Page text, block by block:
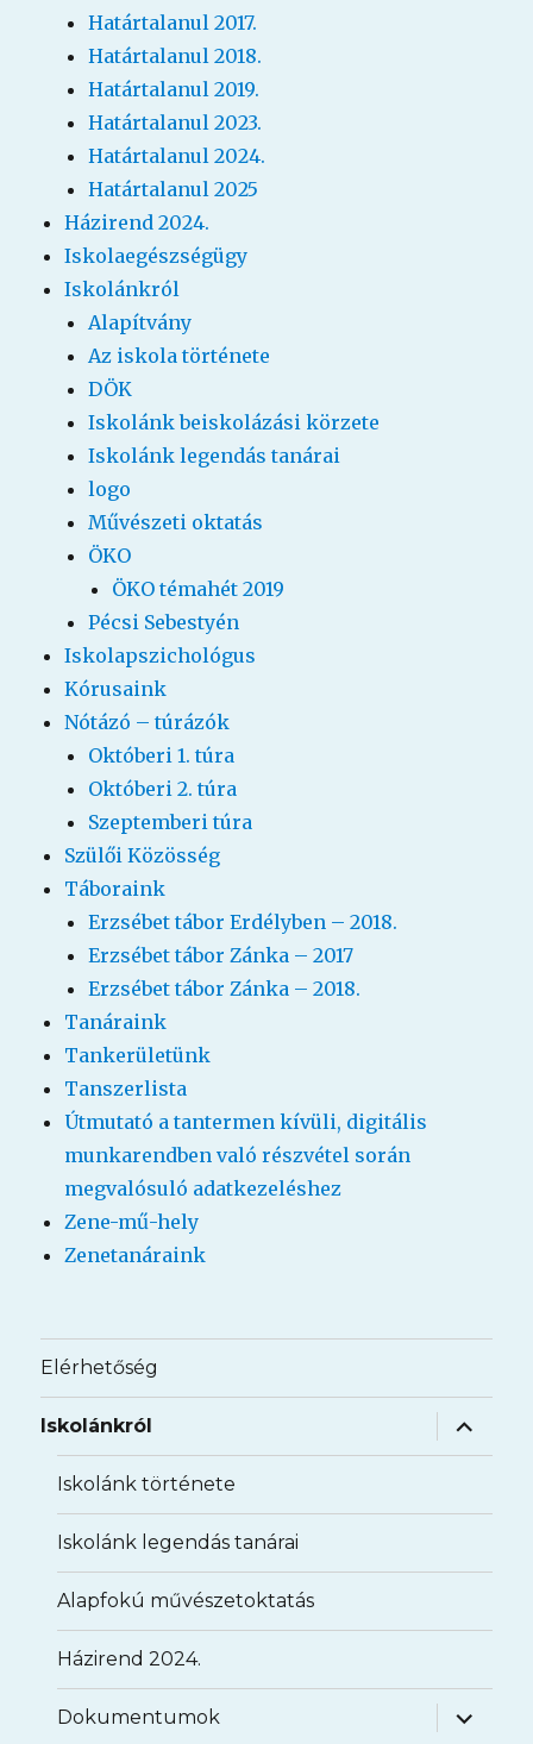
Határtalanul 2017.
Határtalanul 2018.
Határtalanul 2019.
Határtalanul 2023.
Határtalanul 2024.
Határtalanul 2025
Házirend 2024.
Iskolaegészségügy
Iskolánkról
Alapítvány
Az iskola története
DÖK
Iskolánk beiskolázási körzete
Iskolánk legendás tanárai
logo
Művészeti oktatás
ÖKO
ÖKO témahét 2019
Pécsi Sebestyén
Iskolapszichológus
Kórusaink
Nótázó – túrázók
Októberi 1. túra
Októberi 2. túra
Szeptemberi túra
Szülői Közösség
Táboraink
Erzsébet tábor Erdélyben – 2018.
Erzsébet tábor Zánka – 2017
Erzsébet tábor Zánka – 2018.
Tanáraink
Tankerületünk
Tanszerlista
Útmutató a tantermen kívüli, digitális
munkarendben való részvétel során
megvalósuló adatkezeléshez
Zene-mű-hely
Zenetanáraink
Elérhetőség
Iskolánkról
almenü
Iskolánk története
Iskolánk legendás tanárai
Alapfokú művészetoktatás
Házirend 2024.
Dokumentumok
almenü